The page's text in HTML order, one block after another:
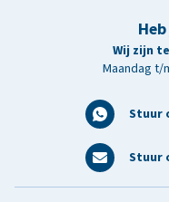
Wij zijn
Maandag t/
Stuur
Stuur